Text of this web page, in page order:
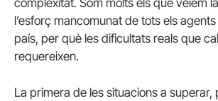
complexitat. Som molts els que veiem
l’esforç mancomunat de tots els
país, per què les dificultats reals que
requereixen.
La primera de les situacions a superar,